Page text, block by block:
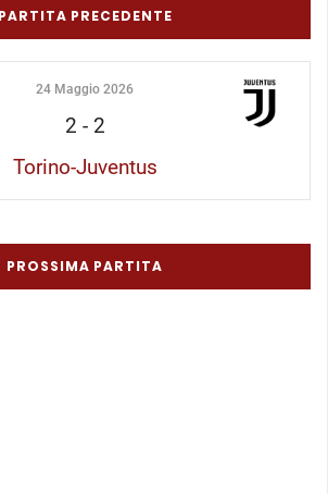
PARTITA PRECEDENTE
24 Maggio 2026
2 - 2
Torino-Juventus
PROSSIMA PARTITA